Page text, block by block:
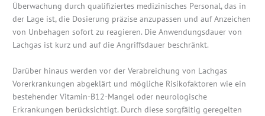
Überwachung durch qualifiziertes medizinisches Personal, das in
der Lage ist, die Dosierung präzise anzupassen und auf Anzeichen
von Unbehagen sofort zu reagieren. Die Anwendungsdauer von
Lachgas ist kurz und auf die Angriffsdauer beschränkt.
Darüber hinaus werden vor der Verabreichung von Lachgas
Vorerkrankungen abgeklärt und mögliche Risikofaktoren wie ein
bestehender Vitamin-B12-Mangel oder neurologische
Erkrankungen berücksichtigt. Durch diese sorgfältig geregelten